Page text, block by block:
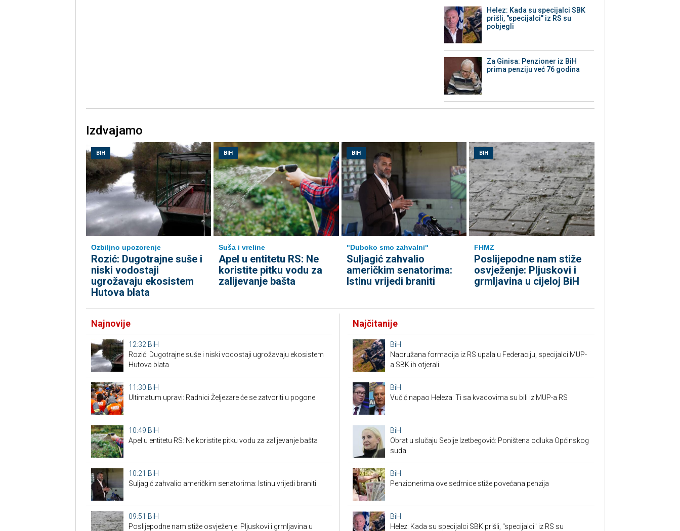
Helez: Kada su specijalci SBK
prišli, "specijalci" iz RS su
pobjegli
Za Ginisa: Penzioner iz BiH
prima penziju već 76 godina
Izdvajamo
BIH
Ozbiljno upozorenje
Rozić: Dugotrajne suše i
niski vodostaji
ugrožavaju ekosistem
Hutova blata
BIH
Suša i vreline
Apel u entitetu RS: Ne
koristite pitku vodu za
zalijevanje bašta
BIH
"Duboko smo zahvalni"
Suljagić zahvalio
američkim senatorima:
Istinu vrijedi braniti
BIH
FHMZ
Poslijepodne nam stiže
osvježenje: Pljuskovi i
grmljavina u cijeloj BiH
Najnovije
12:32 BiH
Rozić: Dugotrajne suše i niski vodostaji ugrožavaju ekosistem
Hutova blata
11:30 BiH
Ultimatum upravi: Radnici Željezare će se zatvoriti u pogone
10:49 BiH
Apel u entitetu RS: Ne koristite pitku vodu za zalijevanje bašta
10:21 BiH
Suljagić zahvalio američkim senatorima: Istinu vrijedi braniti
09:51 BiH
Poslijepodne nam stiže osvježenje: Pljuskovi i grmljavina u
Najčitanije
BiH
Naoružana formacija iz RS upala u Federaciju, specijalci MUP-
a SBK ih otjerali
BiH
Vučić napao Heleza: Ti sa kvadovima su bili iz MUP-a RS
BiH
Obrat u slučaju Sebije Izetbegović: Poništena odluka Općinskog
suda
BiH
Penzionerima ove sedmice stiže povećana penzija
BiH
Helez: Kada su specijalci SBK prišli, "specijalci" iz RS su